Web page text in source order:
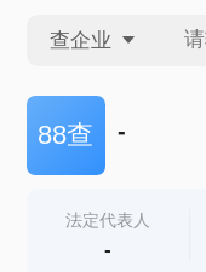
查企业
查企业
查产地
88查 -
法定代表人
-